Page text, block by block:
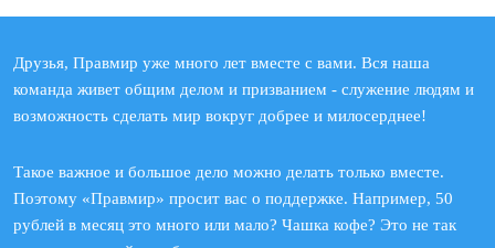
Друзья, Правмир уже много лет вместе с вами. Вся наша
команда живет общим делом и призванием - служение людям и
возможность сделать мир вокруг добрее и милосерднее!
Такое важное и большое дело можно делать только вместе.
Поэтому «Правмир» просит вас о поддержке. Например, 50
рублей в месяц это много или мало? Чашка кофе? Это не так